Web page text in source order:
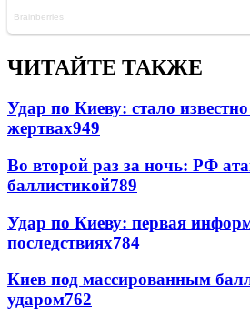
ЧИТАЙТЕ ТАКЖЕ
Удар по Киеву: стало
жертвах949
Во второй раз за ночь: РФ
баллистикой789
Удар по Киеву: первая
последствиях784
Киев под массированным
ударом762